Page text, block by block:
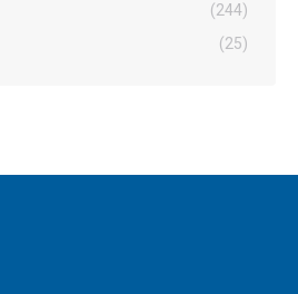
(244)
(25)